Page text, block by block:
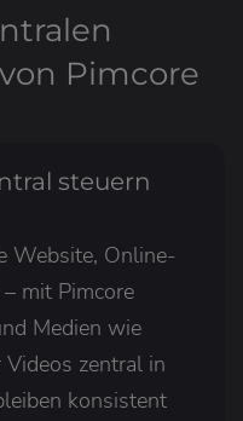
Pimcore
steuern
Website, Online-
mit Pimcore
Medien wie
zentral in
konsistent